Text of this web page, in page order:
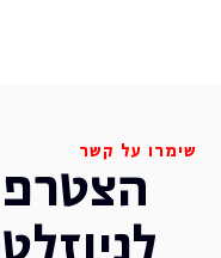
שימרו על קשר